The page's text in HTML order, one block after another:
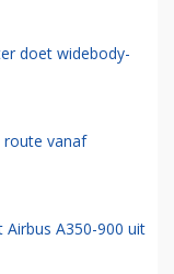
doet widebody-
route vanaf
A350-900 uit